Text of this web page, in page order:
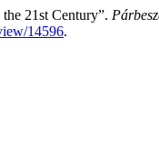
21st Century”.
14596.